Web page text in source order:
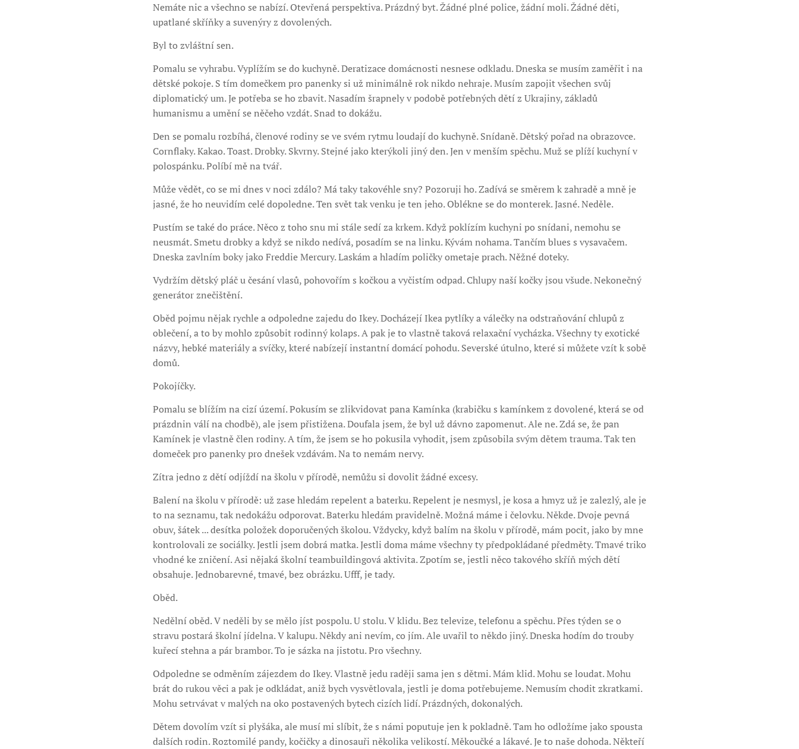
Nemáte nic a všechno se nabízí. Otevřená perspektiva. Prázdný byt. Žádné plné police, žádní moli. Žádné děti,
upatlané skříňky a suvenýry z dovolených.
Byl to zvláštní sen.
Pomalu se vyhrabu. Vyplížím se do kuchyně. Deratizace domácnosti nesnese odkladu. Dneska se musím zaměřit i na
dětské pokoje. S tím domečkem pro panenky si už minimálně rok nikdo nehraje. Musím zapojit všechen svůj
diplomatický um. Je potřeba se ho zbavit. Nasadím šrapnely v podobě potřebných dětí z Ukrajiny, základů
humanismu a umění se něčeho vzdát. Snad to dokážu.
Den se pomalu rozbíhá, členové rodiny se ve svém rytmu loudají do kuchyně. Snídaně. Dětský pořad na obrazovce.
Cornflaky. Kakao. Toast. Drobky. Skvrny. Stejné jako kterýkoli jiný den. Jen v menším spěchu. Muž se plíží kuchyní v
polospánku. Políbí mě na tvář.
Může vědět, co se mi dnes v noci zdálo? Má taky takovéhle sny? Pozoruji ho. Zadívá se směrem k zahradě a mně je
jasné, že ho neuvidím celé dopoledne. Ten svět tak venku je ten jeho. Oblékne se do monterek. Jasné. Neděle.
Pustím se také do práce. Něco z toho snu mi stále sedí za krkem. Když poklízím kuchyni po snídani, nemohu se
neusmát. Smetu drobky a když se nikdo nedívá, posadím se na linku. Kývám nohama. Tančím blues s vysavačem.
Dneska zavlním boky jako Freddie Mercury. Laskám a hladím poličky ometaje prach. Něžné doteky.
Vydržím dětský pláč u česání vlasů, pohovořím s kočkou a vyčistím odpad. Chlupy naší kočky jsou všude. Nekonečný
generátor znečištění.
Oběd pojmu nějak rychle a odpoledne zajedu do Ikey. Docházejí Ikea pytlíky a válečky na odstraňování chlupů z
oblečení, a to by mohlo způsobit rodinný kolaps. A pak je to vlastně taková relaxační vycházka. Všechny ty exotické
názvy, hebké materiály a svíčky, které nabízejí instantní domácí pohodu. Severské útulno, které si můžete vzít k sobě
domů.
Pokojíčky.
Pomalu se blížím na cizí území. Pokusím se zlikvidovat pana Kamínka (krabičku s kamínkem z dovolené, která se od
prázdnin válí na chodbě), ale jsem přistižena. Doufala jsem, že byl už dávno zapomenut. Ale ne. Zdá se, že pan
Kamínek je vlastně člen rodiny. A tím, že jsem se ho pokusila vyhodit, jsem způsobila svým dětem trauma. Tak ten
domeček pro panenky pro dnešek vzdávám. Na to nemám nervy.
Zítra jedno z dětí odjíždí na školu v přírodě, nemůžu si dovolit žádné excesy.
Balení na školu v přírodě: už zase hledám repelent a baterku. Repelent je nesmysl, je kosa a hmyz už je zalezlý, ale je
to na seznamu, tak nedokážu odporovat. Baterku hledám pravidelně. Možná máme i čelovku. Někde. Dvoje pevná
obuv, šátek ... desítka položek doporučených školou. Vždycky, když balím na školu v přírodě, mám pocit, jako by mne
kontrolovali ze sociálky. Jestli jsem dobrá matka. Jestli doma máme všechny ty předpokládané předměty. Tmavé triko
vhodné ke zničení. Asi nějaká školní teambuildingová aktivita. Zpotím se, jestli něco takového skříň mých dětí
obsahuje. Jednobarevné, tmavé, bez obrázku. Ufff, je tady.
Oběd.
Nedělní oběd. V neděli by se mělo jíst pospolu. U stolu. V klidu. Bez televize, telefonu a spěchu. Přes týden se o
stravu postará školní jídelna. V kalupu. Někdy ani nevím, co jím. Ale uvařil to někdo jiný. Dneska hodím do trouby
kuřecí stehna a pár brambor. To je sázka na jistotu. Pro všechny.
Odpoledne se odměním zájezdem do Ikey. Vlastně jedu raději sama jen s dětmi. Mám klid. Mohu se loudat. Mohu
brát do rukou věci a pak je odkládat, aniž bych vysvětlovala, jestli je doma potřebujeme. Nemusím chodit zkratkami.
Mohu setrvávat v malých na oko postavených bytech cizích lidí. Prázdných, dokonalých.
Dětem dovolím vzít si plyšáka, ale musí mi slíbit, že s námi poputuje jen k pokladně. Tam ho odložíme jako spousta
dalších rodin. Roztomilé pandy, kočičky a dinosauři několika velikostí. Měkoučké a lákavé. Je to naše dohoda. Někteří